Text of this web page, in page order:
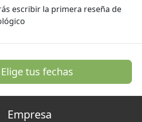
escribir la primera reseña de
Elige tus fechas
Empresa